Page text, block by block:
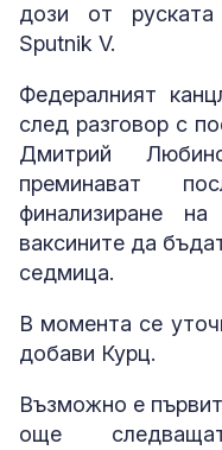
дози от
Sputnik V.
Федералният
след разговор с
Дмитрий
преминават
финализиране
ваксините да
седмица.
В момента се
добави Курц.
Възможно е
още